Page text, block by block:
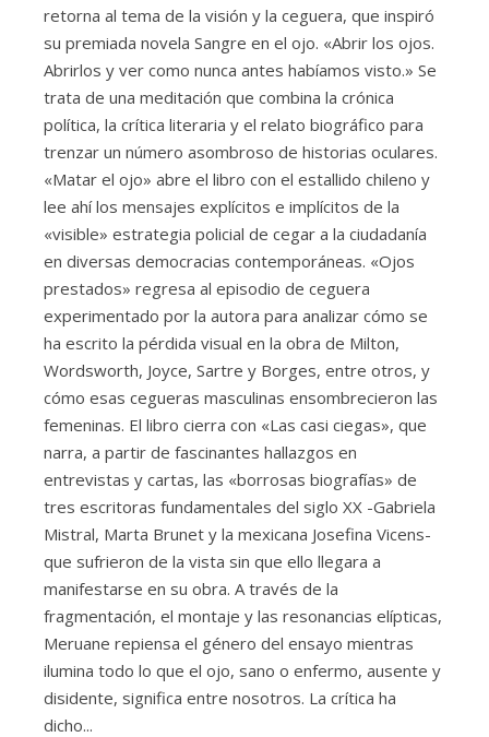
retorna al tema de la visión y la ceguera, que inspiró
su premiada novela Sangre en el ojo. «Abrir los ojos.
Abrirlos y ver como nunca antes habíamos visto.» Se
trata de una meditación que combina la crónica
política, la crítica literaria y el relato biográfico para
trenzar un número asombroso de historias oculares.
«Matar el ojo» abre el libro con el estallido chileno y
lee ahí los mensajes explícitos e implícitos de la
«visible» estrategia policial de cegar a la ciudadanía
en diversas democracias contemporáneas. «Ojos
prestados» regresa al episodio de ceguera
experimentado por la autora para analizar cómo se
ha escrito la pérdida visual en la obra de Milton,
Wordsworth, Joyce, Sartre y Borges, entre otros, y
cómo esas cegueras masculinas ensombrecieron las
femeninas. El libro cierra con «Las casi ciegas», que
narra, a partir de fascinantes hallazgos en
entrevistas y cartas, las «borrosas biografías» de
tres escritoras fundamentales del siglo XX -Gabriela
Mistral, Marta Brunet y la mexicana Josefina Vicens-
que sufrieron de la vista sin que ello llegara a
manifestarse en su obra. A través de la
fragmentación, el montaje y las resonancias elípticas,
Meruane repiensa el género del ensayo mientras
ilumina todo lo que el ojo, sano o enfermo, ausente y
disidente, significa entre nosotros. La crítica ha
dicho...